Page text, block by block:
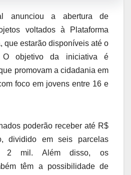
anunciou a abertura de
voltados à Plataforma
que estarão disponíveis até o
objetivo da iniciativa é
promovam a cidadania em
foco em jovens entre 16 e
poderão receber até R$
dividido em seis parcelas
2 mil. Além disso, os
têm a possibilidade de